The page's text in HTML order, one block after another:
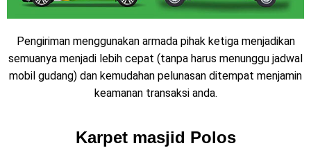
Pengiriman menggunakan armada pihak ketiga menjadikan
semuanya menjadi lebih cepat (tanpa harus menunggu jadwal
mobil gudang) dan kemudahan pelunasan ditempat menjamin
keamanan transaksi anda.
Karpet masjid Polos